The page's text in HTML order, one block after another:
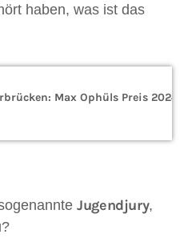
haben, was ist das
Max Ophüls Preis 2024
Jugendjury,